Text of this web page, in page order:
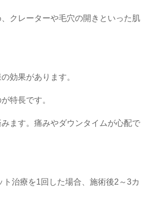
クレーターや毛穴の開きといった肌
効果があります。
特長です。
ます。痛みやダウンタイムが心配で
治療を1回した場合、施術後2～3カ